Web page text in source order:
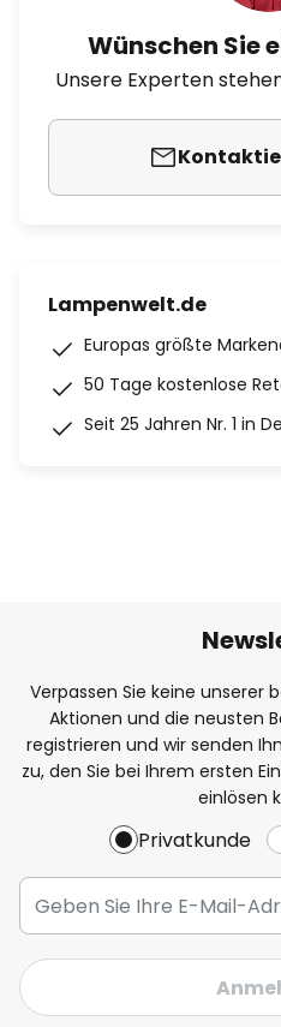
Wünschen Sie
Unsere Experten
Lampenwelt.de
Europas größte
50 Tage kostenlose
Seit 25 Jahren Nr. 1 in
Verpassen Sie keine unserer
Aktionen und die neusten
registrieren und wir senden
zu, den Sie bei Ihrem ersten
einlösen
Privatkunde